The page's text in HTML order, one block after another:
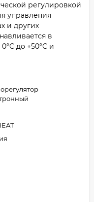
регулировкой
управления
и других
в
до +50°C​ и